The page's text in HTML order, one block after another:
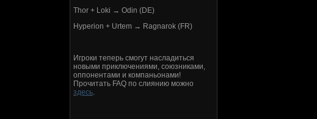
Thor + Loki → Odin (DE)
Hyperion + Urtem → Ragnarok (FR)
Игроки теперь смогут насладиться
новыми приключениями, союзниками,
оппонентами и компаньонами!
Прочитать FAQ по слиянию можно
здесь.